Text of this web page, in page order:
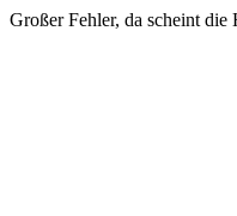
Großer Fehler, da scheint